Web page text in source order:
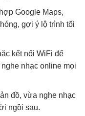
Google Maps,
gợi ý lộ trình tối
kết nối WiFi để
nhạc online mọi
đồ, vừa nghe nhạc
ngồi sau.